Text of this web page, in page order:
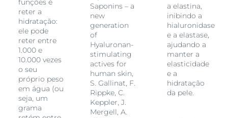
funções é
reter a
hidratação:
ele pode
reter entre
1.000 e
10.000 vezes
o seu
próprio peso
em água (ou
seja, um
grama
Saponins – a
new
generation
of
Hyaluronan-
stimulating
actives for
human skin,
S. Gallinat, F.
Rippke, C.
Keppler, J.
Mergell, A.
a elastina,
inibindo a
hialuronidase
e a elastase,
ajudando a
manter a
elasticidade
e a
hidratação
da pele.